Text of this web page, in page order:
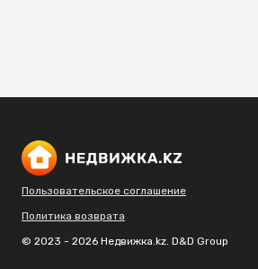
Пользовательское соглашение
Политика возврата
© 2023 - 2026 Недвижка.kz. D&D Group